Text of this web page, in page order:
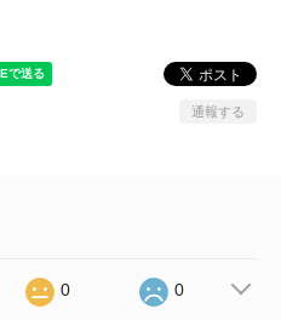
通報する
0 0